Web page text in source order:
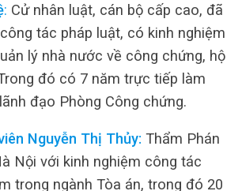
: Cử nhân luật, cán bộ cấp cao, đã
tác pháp luật, có kinh nghiệm
lý nhà nước về công chứng, hộ
đó có 7 năm trực tiếp làm
đạo Phòng Công chứng.
Nguyễn Thị Thủy: Thẩm Phán
Nội với kinh nghiệm công tác
trong ngành Tòa án, trong đó 20